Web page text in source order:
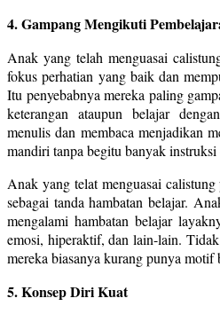
4. Gampang Mengikuti
Anak yang telah menguasai
fokus perhatian yang baik dan
Itu penyebabnya mereka paling
keterangan ataupun belajar
menulis dan membaca menjadikan
mandiri tanpa begitu banyak
Anak yang telat menguasai
sebagai tanda hambatan belajar.
mengalami hambatan belajar
emosi, hiperaktif, dan lain-lain.
mereka biasanya kurang punya motif
5. Konsep Diri Kuat